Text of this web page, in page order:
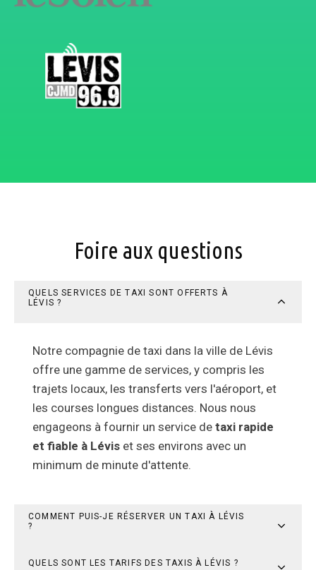
Foire aux questions
QUELS SERVICES DE TAXI SONT OFFERTS À
LÉVIS ?
Notre compagnie de taxi dans la ville de Lévis
offre une gamme de services, y compris les
trajets locaux, les transferts vers l'aéroport, et
les courses longues distances. Nous nous
engageons à fournir un service de taxi rapide
et fiable à Léviset ses environs avec un
minimum de minute d'attente.
COMMENT PUIS-JE RÉSERVER UN TAXI À LÉVIS
?
QUELS SONT LES TARIFS DES TAXIS À LÉVIS ?